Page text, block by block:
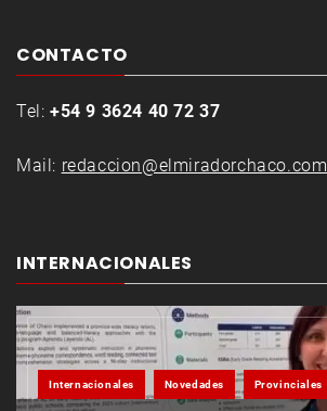
CONTACTO
Tel: +54 9 3624 40 72 37
Mail: redaccion@elmiradorchaco.com
INTERNACIONALES
Internacionales Novedades Provinciales